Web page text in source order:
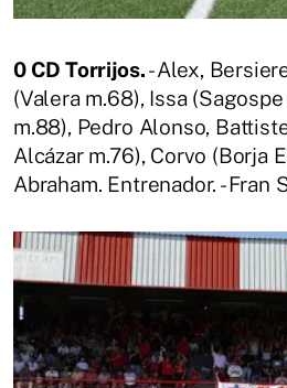
0 CD Torrijos.- Alex,
(Valera m.68), Issa
m.88), Pedro Alonso,
Alcázar m.76), Corvo (Borja
Abraham. Entrenador. - Fran